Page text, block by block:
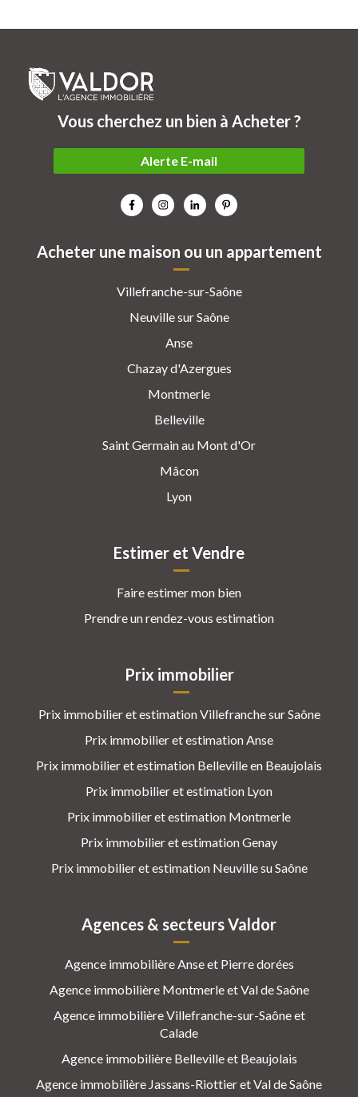
Acheter une maison ou un appartement
Villefranche-sur-Saône
Neuville sur Saône
Anse
Chazay d'Azergues
Montmerle
Belleville
Saint Germain au Mont d'Or
Mâcon
Lyon
Estimer et Vendre
Faire estimer mon bien
Prendre un rendez-vous estimation
Prix immobilier
Prix immobilier et estimation Villefranche sur Saône
Prix immobilier et estimation Anse
Prix immobilier et estimation Belleville en Beaujolais
Prix immobilier et estimation Lyon
Prix immobilier et estimation Montmerle
Prix immobilier et estimation Genay
Prix immobilier et estimation Neuville su Saône
Agences & secteurs Valdor
Agence immobilière Anse et Pierre dorées
Agence immobilière Montmerle et Val de Saône
Agence immobilière Villefranche-sur-Saône et
Calade
Agence immobilière Belleville et Beaujolais
Agence immobilière Jassans-Riottier et Val de Saône
Vous cherchez un bien à Acheter ?
Alerte E-mail